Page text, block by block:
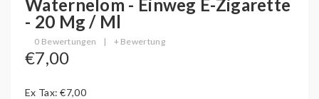
Waternelom - Einweg E-Zigarette
- 20 Mg / Ml
0 Bewertungen | + Bewertung
€7,00
Ex Tax: €7,00